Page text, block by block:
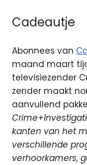
Cadeautje
Abonnees van
maand maart
televisiezender
zender maakt
aanvullend
kanten van het
verschillende
verhoorkamers,